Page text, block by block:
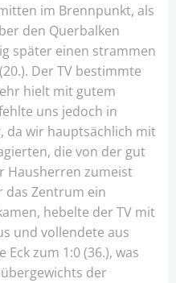
im Brennpunkt, als
den Querbalken
später einen strammen
Der TV bestimmte
hielt mit gutem
uns jedoch in
da wir hauptsächlich mit
die von der gut
Hausherren zumeist
das Zentrum ein
hebelte der TV mit
und vollendete aus
zum 1:0 (36.), was
der